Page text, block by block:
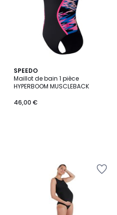
SPEEDO
Maillot de bain 1 pièce
HYPERBOOM MUSCLEBACK
46,00 €